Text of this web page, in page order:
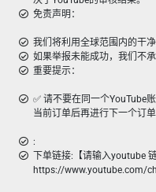
免责声明：
我们将利用全球范围内的干
如果举报未能成功，我们不
重要提示：
✅ 请不要在同一个YouTube
当前订单后再进行下一个订单
:
下单链接:【请输入youtube
https://www.youtube.com/